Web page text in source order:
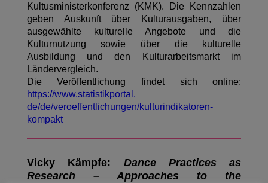
Kultusministerkonferenz (KMK). Die Kennzahlen
geben Auskunft über Kulturausgaben, über
ausgewählte kulturelle Angebote und die
Kulturnutzung sowie über die kulturelle
Ausbildung und den Kulturarbeitsmarkt im
Ländervergleich.
Die Veröffentlichung findet sich online:
https://www.statistikportal.
de/de/veroeffentlichungen/kulturindikatoren-
kompakt
Vicky Kämpfe: Dance Practices as
Research – Approaches to the